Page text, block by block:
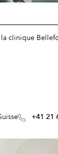
la clinique
+41 21